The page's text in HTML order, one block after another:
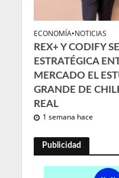
ECONOMÍA•NOTICIAS
REX+ Y CODIFY
ESTRATÉGICA
MERCADO EL
GRANDE DE
REAL
1 semana hace
Publicidad